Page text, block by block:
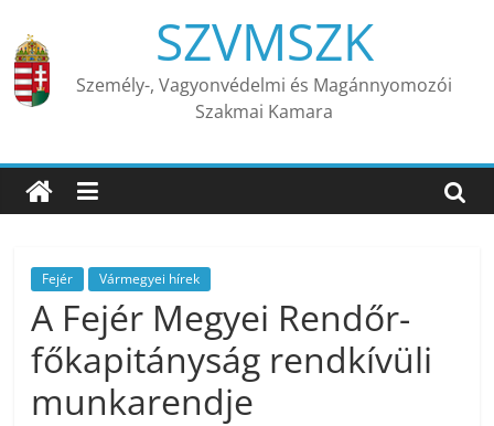
content
SZVMSZK
Személy-, Vagyonvédelmi és Magánnyomozói
Szakmai Kamara
Fejér Vármegyei hírek
A Fejér Megyei Rendőr-
főkapitányság rendkívüli
munkarendje